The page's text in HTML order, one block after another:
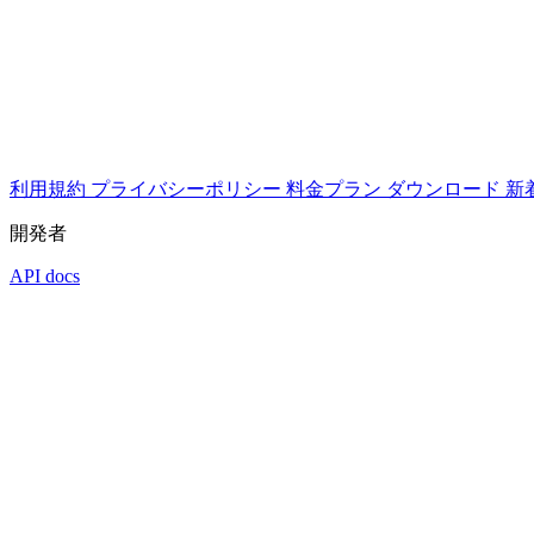
利用規約 プライバシーポリシー 料金プラン ダウンロード 新
開発者
API docs